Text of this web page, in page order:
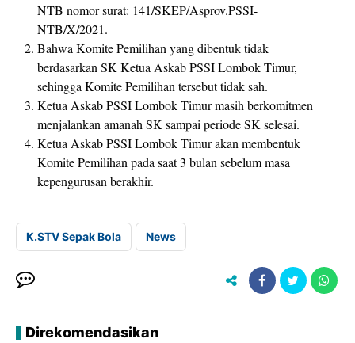
NTB nomor surat: 141/SKEP/Asprov.PSSI-
NTB/X/2021.
Bahwa Komite Pemilihan yang dibentuk tidak
berdasarkan SK Ketua Askab PSSI Lombok Timur,
sehingga Komite Pemilihan tersebut tidak sah.
Ketua Askab PSSI Lombok Timur masih berkomitmen
menjalankan amanah SK sampai periode SK selesai.
Ketua Askab PSSI Lombok Timur akan membentuk
Komite Pemilihan pada saat 3 bulan sebelum masa
kepengurusan berakhir.
K.STV Sepak Bola News
Direkomendasikan